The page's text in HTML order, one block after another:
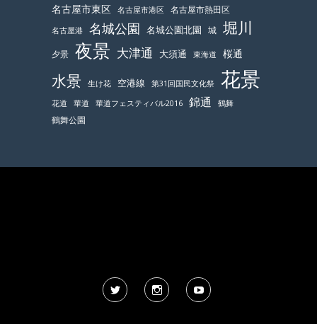
名古屋市東区 名古屋市港区 名古屋市熱田区
名古屋港 名城公園 名城公園北園 城 堀川
夕景 夜景 大津通 大須通 東海道 桜通
水景 生け花 空港線 第31回国民文化祭 花景
花道 華道 華道フェスティバル2016 錦通 鶴舞
鶴舞公園